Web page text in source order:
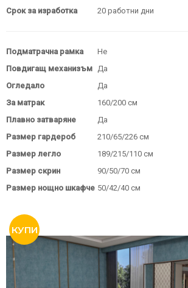
Срок за изработка
20 работни дни
Подматрачна рамка
Не
Повдигащ механизъм Да
Огледало
Да
За матрак
160/200 см
Плавно затваряне
Да
Размер гардероб
210/65/226 см
Размер легло
189/215/110 см
Размер скрин
90/50/70 см
Размер нощно шкафче 50/42/40 см